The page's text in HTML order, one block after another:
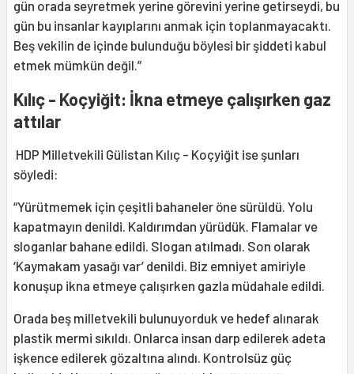
gün orada seyretmek yerine görevini yerine getirseydi, bu
gün bu insanlar kayıplarını anmak için toplanmayacaktı.
Beş vekilin de içinde bulunduğu böylesi bir şiddeti kabul
etmek mümkün değil.”
Kılıç - Koçyiğit: İkna etmeye çalışırken gaz
attılar
HDP Milletvekili Gülistan Kılıç - Koçyiğit ise şunları
söyledi:
“Yürütmemek için çeşitli bahaneler öne sürüldü. Yolu
kapatmayın denildi. Kaldırımdan yürüdük. Flamalar ve
sloganlar bahane edildi. Slogan atılmadı. Son olarak
‘Kaymakam yasağı var’ denildi. Biz emniyet amiriyle
konuşup ikna etmeye çalışırken gazla müdahale edildi.
Orada beş milletvekili bulunuyorduk ve hedef alınarak
plastik mermi sıkıldı. Onlarca insan darp edilerek adeta
işkence edilerek gözaltına alındı. Kontrolsüz güç